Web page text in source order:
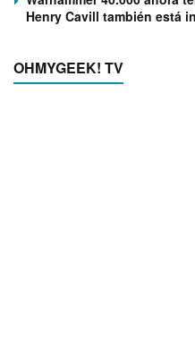
Henry Cavill también está
OHMYGEEK! TV